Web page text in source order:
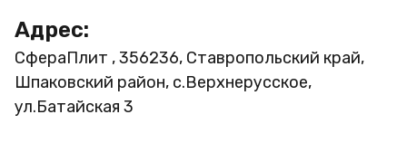
Адрес:
СфераПлит , 356236, Ставропольский край,
Шпаковский район, с.Верхнерусское,
ул.Батайская 3